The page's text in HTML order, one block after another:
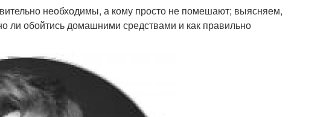
необходимы, а кому просто не помешают; выясняем,
ли обойтись домашними средствами и как правильно